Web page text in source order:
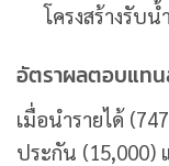
โครงสร้างรับ
อัตราผลตอบแท
เมื่อนำรายได้
ประกัน (15,000)